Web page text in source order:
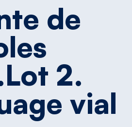
de
2.
vial